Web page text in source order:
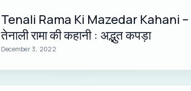
Tenali Rama Ki Mazedar Kahani –
तेनाली रामा की कहानी : अद्भुत कपड़ा
December 3, 2022